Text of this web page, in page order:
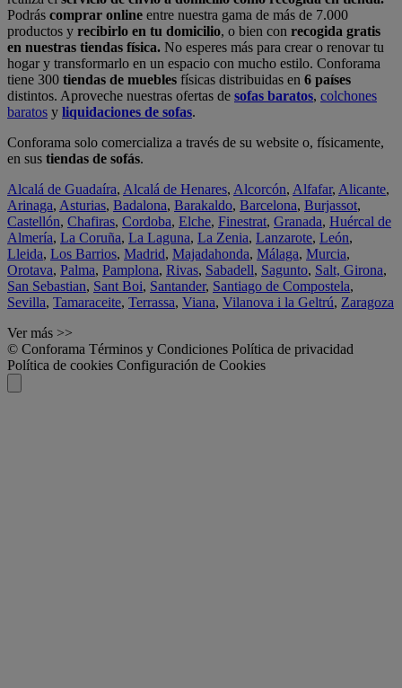
Podrás comprar online entre nuestra gama de más de 7.000
productos y recibirlo en tu domicilio, o bien con recogida gratis
en nuestras tiendas física. No esperes más para crear o renovar tu
hogar y transformarlo en un espacio con mucho estilo. Conforama
tiene 300 tiendas de muebles físicas distribuidas en 6 países
distintos. Aproveche nuestras ofertas de sofas baratos, colchones
baratos y liquidaciones de sofas.
Conforama solo comercializa a través de su website o, físicamente,
en sus tiendas de sofás.
Alcalá de Guadaíra, Alcalá de Henares, Alcorcón, Alfafar, Alicante,
Arinaga, Asturias, Badalona, Barakaldo, Barcelona, Burjassot,
Castellón, Chafiras, Cordoba, Elche, Finestrat, Granada, Huércal de
Almería, La Coruña, La Laguna, La Zenia, Lanzarote, León,
Lleida, Los Barrios, Madrid, Majadahonda, Málaga, Murcia,
Orotava, Palma, Pamplona, Rivas, Sabadell, Sagunto, Salt, Girona,
San Sebastian, Sant Boi, Santander, Santiago de Compostela,
Sevilla, Tamaraceite, Terrassa, Viana, Vilanova i la Geltrú, Zaragoza
Ver más >>
© Conforama Términos y Condiciones Política de privacidad
Política de cookies Configuración de Cookies